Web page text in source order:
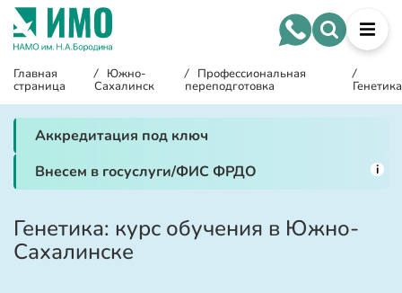
Главная
страница
/ Южно-
Сахалинск
/ Профессиональная
переподготовка
/
Генетика
Аккредитация под ключ
Внесем в госуслуги/ФИС ФРДО
i
Генетика: курс обучения в Южно-
Сахалинске